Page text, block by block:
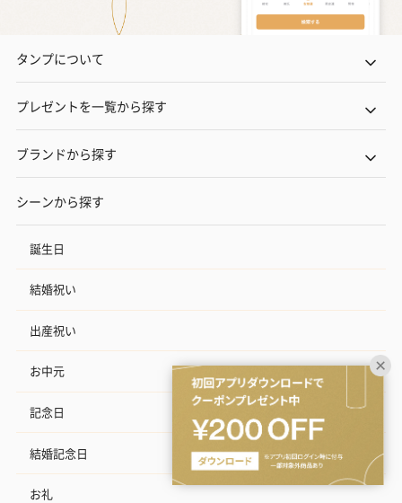
タンプについて
プレゼントを一覧から探す
ブランドから探す
シーンから探す
誕生日
結婚祝い
出産祝い
お中元
記念日
結婚記念日
お礼